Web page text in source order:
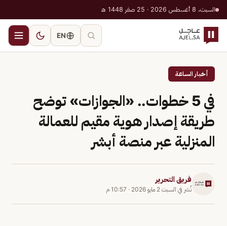
السبت، 8 أغسطس 2026 · 25 صفر 1448 هـ
EN
أخبار الساعة
في 5 خطوات.. «الجوازات» توضح
طريقة إصدار هوية مقيم للعمالة
المنزلية عبر منصة ‎أبشر
فريق التحرير
نُشر في السبت 2 مايو 2026 · 10:57 م